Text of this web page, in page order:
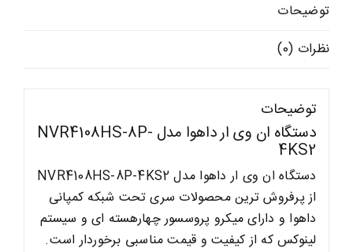
توضیحات
نظرات (0)
توضیحات
دستگاه ان وی ار داهوا مدل NVR4108HS-8P-
4KS2
دستگاه ان وی ار داهوا مدل NVR4108HS-8P-4KS2
از پرفروش ترین محصولات سری تحت شبکه کمپانی
داهوا و دارای میکرو پروسسور چهارهسته ای و سیستم
لینوکس که از کیفیت و قیمت مناسبی برخوردار است.